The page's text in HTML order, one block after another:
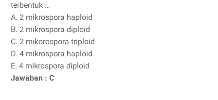
terbentuk …
A. 2 mikrospora haploid
B. 2 mikrospora diploid
C. 2 mikorospora triploid
D. 4 mikrospora haploid
E. 4 mikrospora diploid
Jawaban : C